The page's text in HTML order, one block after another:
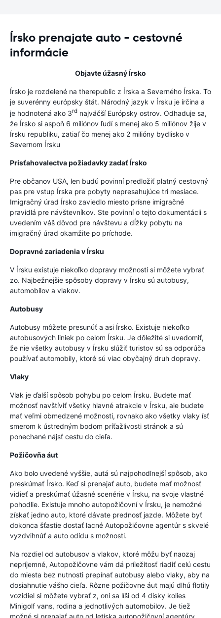
Írsko prenajate auto - cestovné
informácie
Objavte úžasný Írsko
Írsko je rozdelené na therepublic z Írska a Severného Írska. To
je suverénny európsky štát. Národný jazyk v Írsku je írčina a
je hodnotená ako 3rd najväčší Európsky ostrov. Odhaduje sa,
že Írsko si aspoň 6 miliónov ľudí s menej ako 5 miliónov žije v
Írsku republiku, zatiaľ čo menej ako 2 milióny bydlisko v
Severnom Írsku
Prisťahovalectva požiadavky zadať Írsko
Pre občanov USA, len budú povinní predložiť platný cestovný
pas pre vstup Írska pre pobyty nepresahujúce tri mesiace.
Imigračný úrad Írsko zaviedlo miesto prísne imigračné
pravidlá pre návštevníkov. Ste povinní o tejto dokumentácii s
uvedením váš dôvod pre návštevu a dĺžky pobytu na
imigračný úrad okamžite po príchode.
Dopravné zariadenia v Írsku
V Írsku existuje niekoľko dopravy možností si môžete vybrať
zo. Najbežnejšie spôsoby dopravy v Írsku sú autobusy,
automobilov a vlakov.
Autobusy
Autobusy môžete presunúť a asi Írsko. Existuje niekoľko
autobusových liniek po celom Írsku. Je dôležité si uvedomiť,
že nie všetky autobusy v Írsku slúžiť turistov sú sa odporúča
používať automobily, ktoré sú viac obyčajný druh dopravy.
Vlaky
Vlak je ďalší spôsob pohybu po celom Írsku. Budete mať
možnosť navštíviť všetky hlavné atrakcie v Írsku, ale budete
mať veľmi obmedzené možnosti, rovnako ako všetky vlaky ísť
smerom k ústredným bodom príťažlivosti stránok a sú
ponechané nájsť cestu do cieľa.
Požičovňa áut
Ako bolo uvedené vyššie, autá sú najpohodlnejší spôsob, ako
preskúmať Írsko. Keď si prenajať auto, budete mať možnosť
vidieť a preskúmať úžasné scenérie v Írsku, na svoje vlastné
pohodlie. Existuje mnoho autopožičovní v Írsku, je nemožné
získať jedno auto, ktoré dávate prednosť jazde. Môžete byť
dokonca šťastie dostať lacné Autopožičovne agentúr s skvelé
vyzdvihnúť a auto odídu s možnosti.
Na rozdiel od autobusov a vlakov, ktoré môžu byť naozaj
nepríjemné, Autopožičovne vám dá príležitosť riadiť celú cestu
do miesta bez nutnosti prepínať autobusy alebo vlaky, aby na
dosiahnutie vášho cieľa. Rôzne požičovne áut majú dlhú flotily
vozidiel si môžete vybrať z, oni sa líši od 4 disky kolies
Minigolf vans, rodina a jednotlivých automobilov. Je tiež
možné si prenajať auto od letiska autopožičovní agentúry.